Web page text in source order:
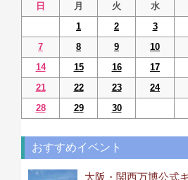
日
月 火 水
1
2 3
7
8 9 10
14
15 16 17
21
22 23 24
28
29 30
おすすめイベント
大阪・関西万博公式